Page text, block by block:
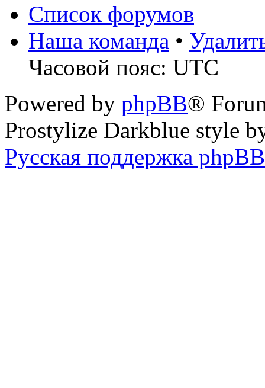
Список форумов
Наша команда •
Часовой пояс: UTC
Powered by phpBB®
Prostylize Darkblue style
Русская поддержка phpBB